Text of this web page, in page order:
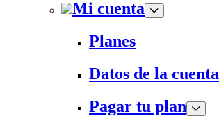
Mi cuenta
Planes
Datos de la cuenta
Pagar tu plan